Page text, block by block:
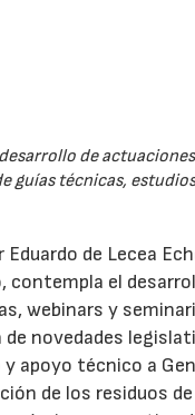
de
guías técnicas,
de Lecea
contempla el
webinars y
novedades
apoyo técnico a
de los residuos